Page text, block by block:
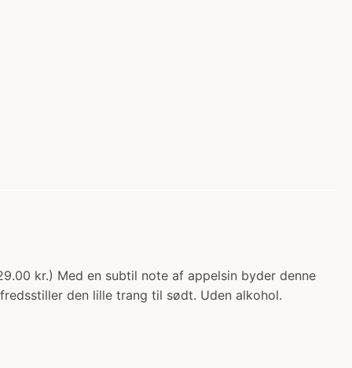
kr.) Med en subtil note af appelsin byder denne
den lille trang til sødt. Uden alkohol.